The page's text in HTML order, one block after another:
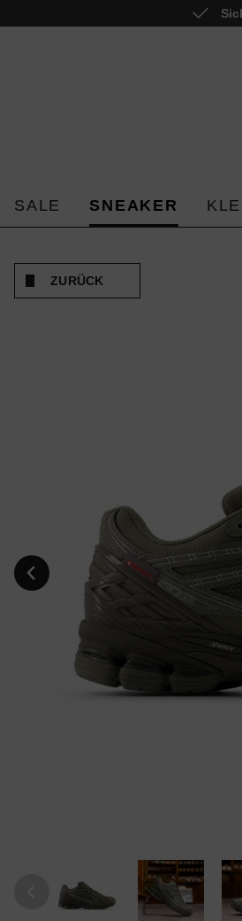
Zur
SALE SNEAKER
ZURÜCK